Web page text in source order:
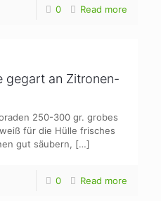
0 Read more
gegart an Zitronen-
250-300 gr. grobes
für die Hülle frisches
gut säubern, […]
0 Read more